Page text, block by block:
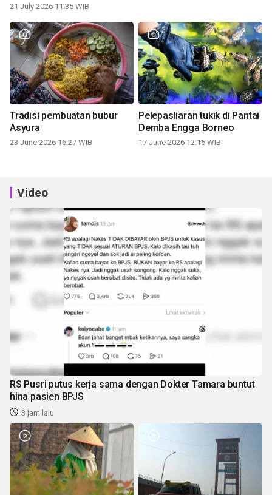
21 July 2026 11:35 WIB
Tradisi pembuatan bubur
Asyura
23 June 2026 16:27 WIB
Pelepasliaran tukik di Pantai
Demba Engga Borneo
17 June 2026 12:16 WIB
Video
RS Pusri putus kerja sama dengan Dokter Tamara buntut
hina pasien BPJS
3 jam lalu